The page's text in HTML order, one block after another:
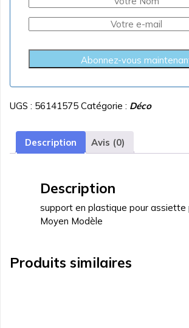
Abonnez-vous
UGS : 56141575 Catégorie : Déco
Description Avis (0)
Description
support en plastique pour assiette
Moyen Modèle
Produits similaires